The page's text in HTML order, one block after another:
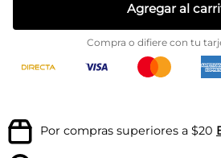
Agregar al
Compra o difiere con tu
Por compras superiores a $20